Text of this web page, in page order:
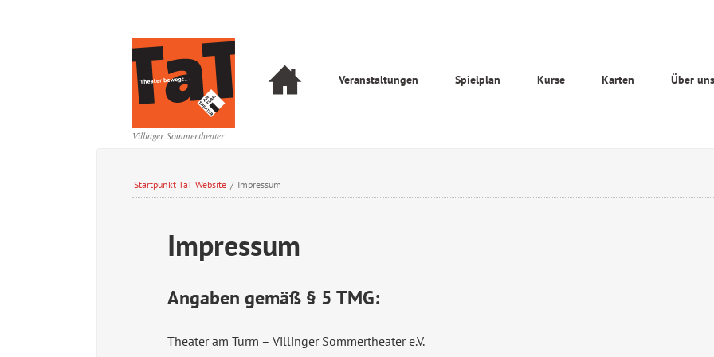
Villinger Sommertheater
Navigation
überspringen
Veranstaltungen Spielplan Kurse Karten Über uns
Startpunkt TaT Website / Impressum
Impressum
Angaben gemäß § 5 TMG:
Theater am Turm – Villinger Sommertheater e.V.